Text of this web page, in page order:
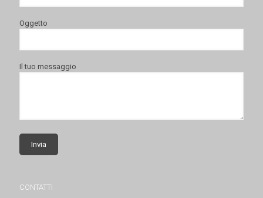
Oggetto
Il tuo messaggio
CONTATTI